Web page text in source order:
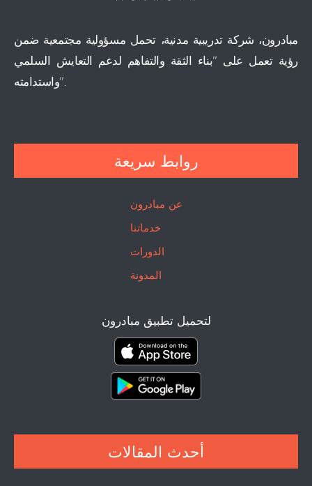
مبادرون، شركة تدريبية مدنية، تحمل مسؤولية مجتمعية ضمن
رؤية تعمل على "بناء الثقة والتفاهم لدعم التعايش السلمي
واستدامته".
روابط سريعة
عن مبادرون
خدماتنا
الدورات
المدونة
لتحميل تطبيق مبادرون
أحدث المقالات